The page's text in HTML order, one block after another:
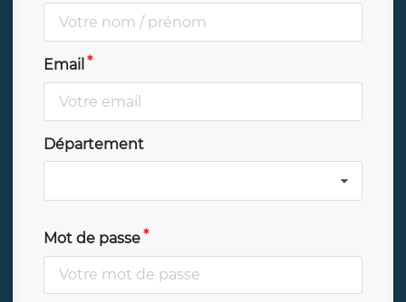
Email
Département
Mot de passe